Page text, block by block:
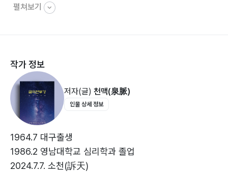
(5) 무궤화삼(無匱化三) 85
(9) 운삼사성환(運三四成環) 166
(10) 오십(칠)일묘연(五十(七)一妙衍) 191
(11) 만왕만래(萬往萬來) 224
(12) 용변부동본(用變不動本) 247
(13) 본심본태양앙명(本心本太陽昻明) 279
(14) 인중천지일(人中天地一) 310
(15) 일종무종일(一終無終一) 335
펼쳐보기
작가 정보
저자(글) 천맥(泉脈)
인물 상세 정보
1964.7 대구출생
1986.2 영남대학교 심리학과 졸업
2024.7.7. 소천(訴天)